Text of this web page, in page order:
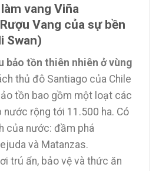
vang Viña
Vang của sự bền
Swan)
bảo tồn thiên nhiên ở vùng
thủ đô Santiago của Chile
tồn bao gồm một loạt các
rộng tới 11.500 ha. Có
của nước: đầm phá
và Matanzas.
trú ẩn, bảo vệ và thức ăn